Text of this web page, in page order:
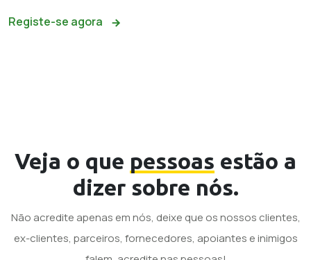
Registe-se agora
Veja o que pessoas estão a
dizer sobre nós.
Não acredite apenas em nós, deixe que os nossos clientes,
ex-clientes, parceiros, fornecedores, apoiantes e inimigos